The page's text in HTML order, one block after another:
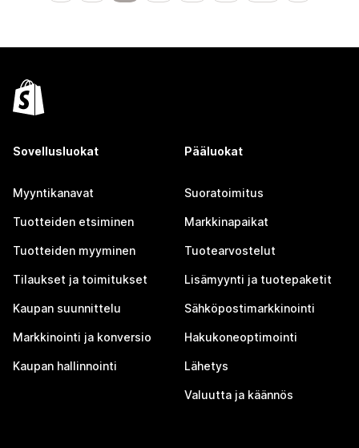
Sovellusluokat
Myyntikanavat
Tuotteiden etsiminen
Tuotteiden myyminen
Tilaukset ja toimitukset
Kaupan suunnittelu
Markkinointi ja konversio
Kaupan hallinnointi
Pääluokat
Suoratoimitus
Markkinapaikat
Tuotearvostelut
Lisämyynti ja tuotepaketit
Sähköpostimarkkinointi
Hakukoneoptimointi
Lähetys
Valuutta ja käännös